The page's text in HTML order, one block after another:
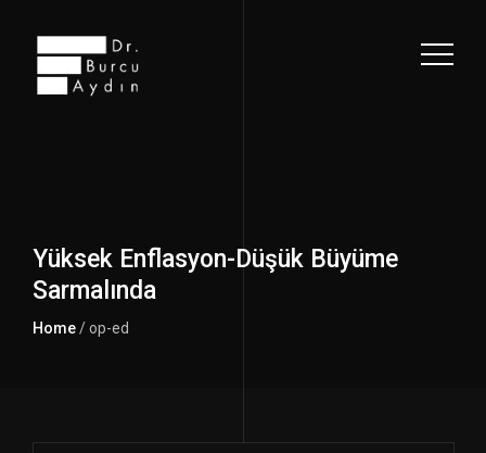
Yüksek Enflasyon-Düşük Büyüme
Sarmalında
Home/ op-ed